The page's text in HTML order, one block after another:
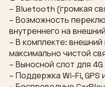
– Bluetooth (громкая
– Возможность
внутреннего на внешний
– В комплекте:
максимально чистой
– Выносной слот для 4G
– Поддержка Wi-Fi,